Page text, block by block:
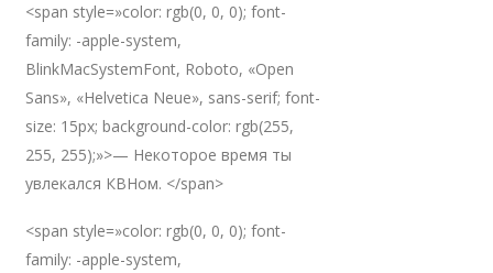
<span style=»color: rgb(0, 0, 0); font-
family: -apple-system,
BlinkMacSystemFont, Roboto, «Open
Sans», «Helvetica Neue», sans-serif; font-
size: 15px; background-color: rgb(255,
255, 255);»>— Некоторое время ты
увлекался КВНом. </span>
<span style=»color: rgb(0, 0, 0); font-
family: -apple-system,